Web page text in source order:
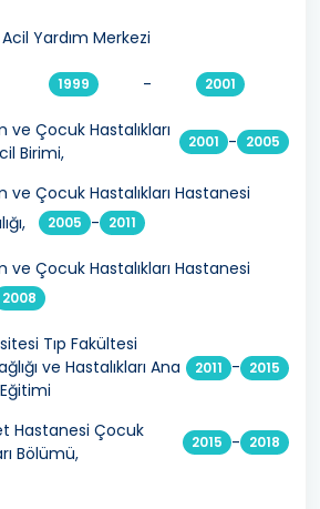
Yardım Merkezi
1999 - 2001
ve Çocuk Hastalıkları
Birimi,
2001 - 2005
ve Çocuk Hastalıkları Hastanesi
2005 - 2011
ve Çocuk Hastalıkları Hastanesi
2008
Tıp Fakültesi
ve Hastalıkları Ana
2011 - 2015
Hastanesi Çocuk
Bölümü,
2015 - 2018